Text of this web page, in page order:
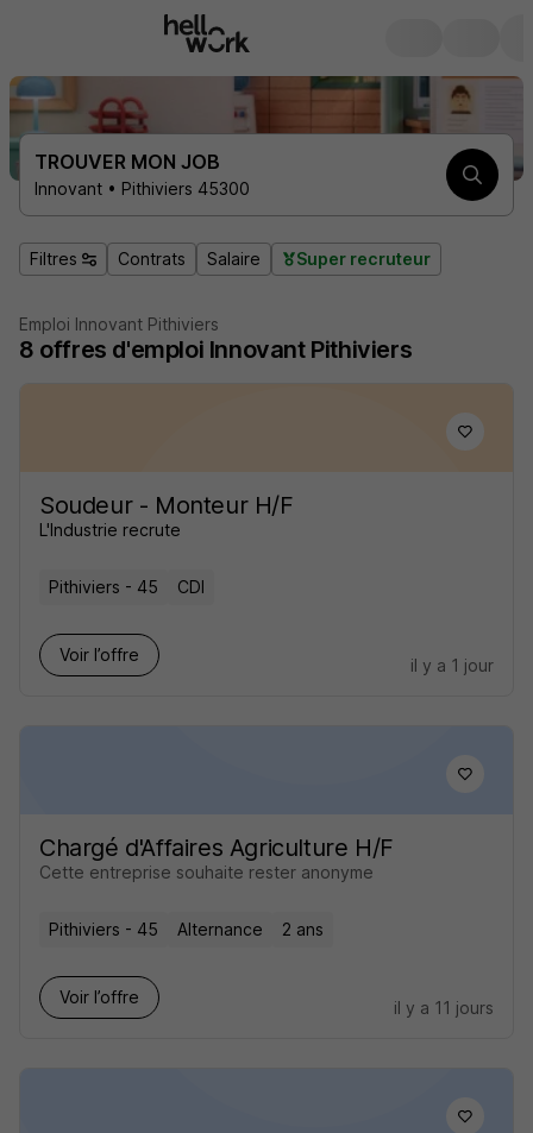
TROUVER MON JOB
Innovant • Pithiviers 45300
Filtres Contrats Salaire Super recruteur
Emploi Innovant Pithiviers
8 offres d'emploi Innovant Pithiviers
Soudeur - Monteur H/F
L'Industrie recrute
Pithiviers - 45 CDI
Voir l’offre
il y a 1 jour
Chargé d'Affaires Agriculture H/F
Cette entreprise souhaite rester anonyme
Pithiviers - 45 Alternance 2 ans
Voir l’offre
il y a 11 jours